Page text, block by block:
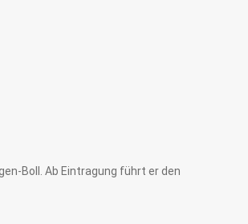
Boll. Ab Eintragung führt er den